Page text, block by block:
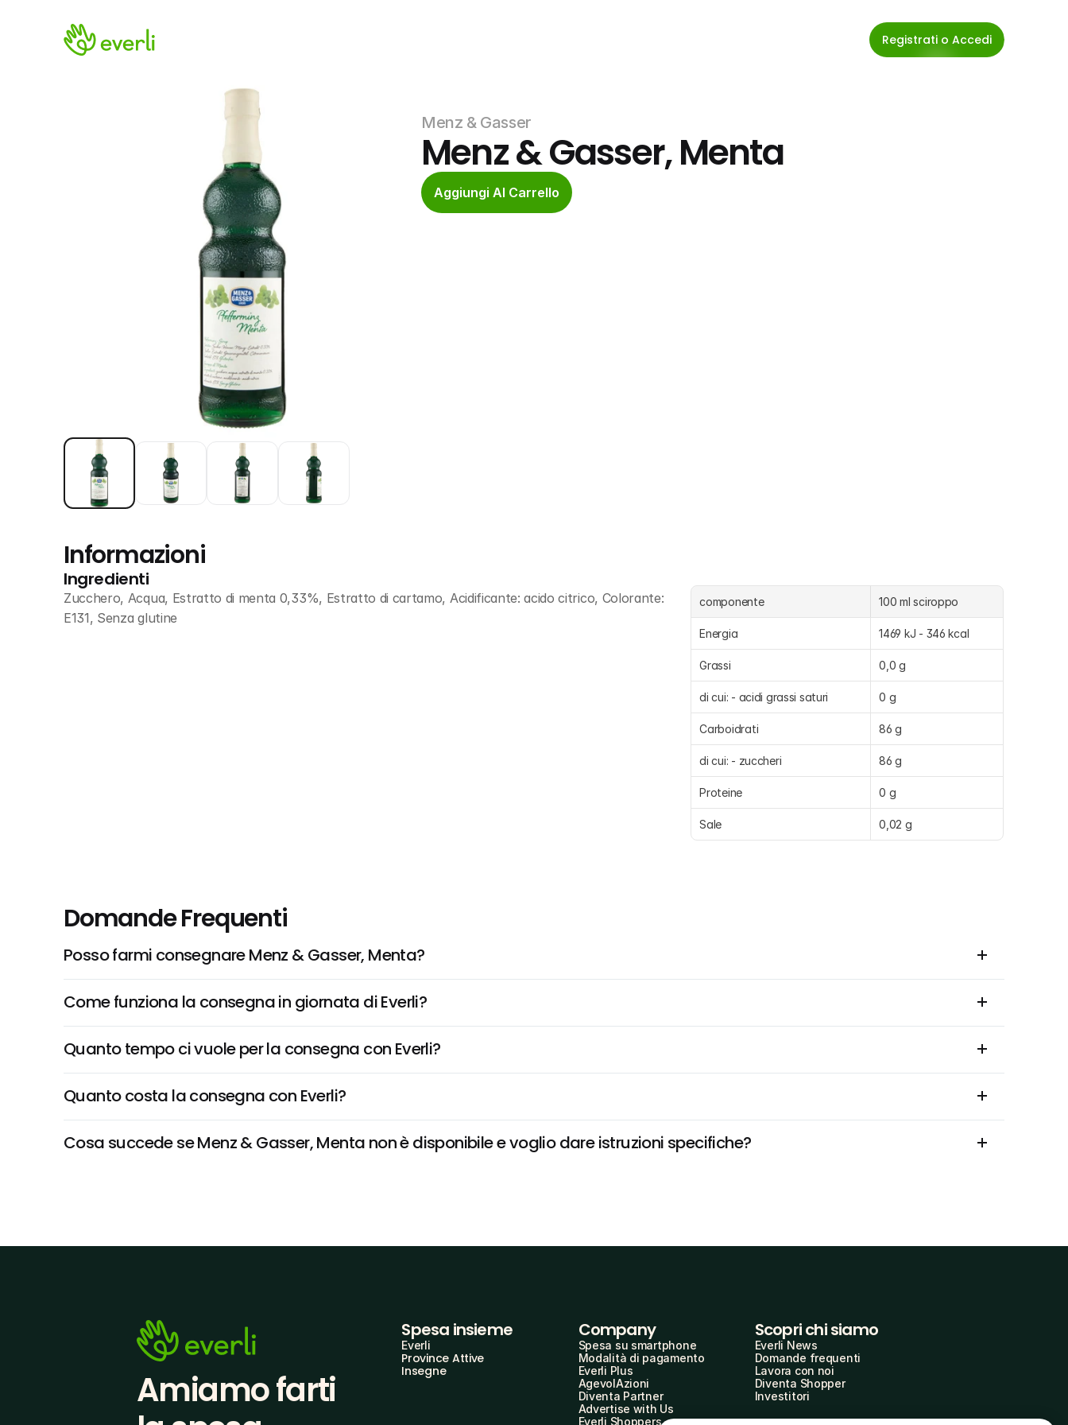
Registrati o Accedi
Menz & Gasser
Menz & Gasser, Menta
Aggiungi Al Carrello
Informazioni
Ingredienti
Zucchero, Acqua, Estratto di menta 0,33%, Estratto di cartamo, Acidificante: acido citrico, Colorante:
E131, Senza glutine
componente 100 ml sciroppo
Energia 1469 kJ - 346 kcal
Grassi 0,0 g
di cui: - acidi grassi saturi 0 g
Carboidrati 86 g
di cui: - zuccheri 86 g
Proteine 0 g
Sale 0,02 g
Domande Frequenti
Posso farmi consegnare Menz & Gasser, Menta?
Come funziona la consegna in giornata di Everli?
Quanto tempo ci vuole per la consegna con Everli?
Quanto costa la consegna con Everli?
Cosa succede se Menz & Gasser, Menta non è disponibile e voglio dare istruzioni specifiche?
Amiamo farti
Spesa insieme
Everli
Province Attive
Insegne
Company
Spesa su smartphone
Modalità di pagamento
Everli Plus
AgevolAzioni
Diventa Partner
Advertise with Us
Everli Shoppers
Scopri chi siamo
Everli News
Domande frequenti
Lavora con noi
Diventa Shopper
Investitori